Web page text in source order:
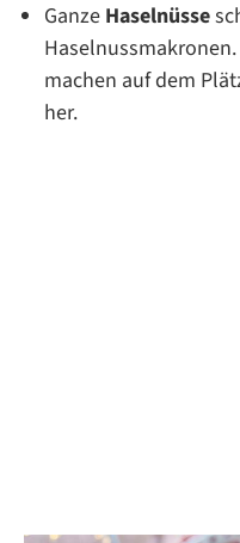
Ganze Haselnüsse
machen auf dem
her.